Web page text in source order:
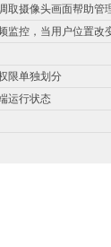
取摄像头画面帮助管
控，当用户位置改
限单独划分
运行状态